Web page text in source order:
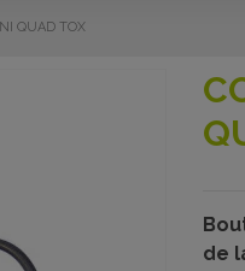
QUAD TOX
de